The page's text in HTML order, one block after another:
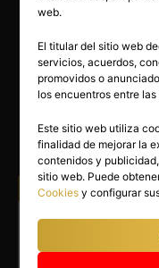
Escort
web.
El titular del sitio web
servicios, acuerdos,
promovidos o
los encuentros entre
Este sitio web utiliza
finalidad de mejorar la
contenidos y
sitio web. Puede
Cookies y configurar